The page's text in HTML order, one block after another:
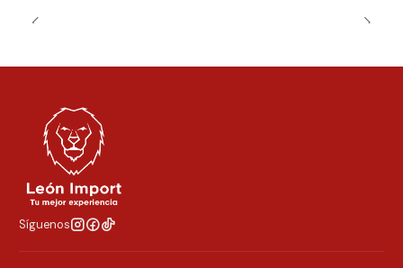
Síguenos